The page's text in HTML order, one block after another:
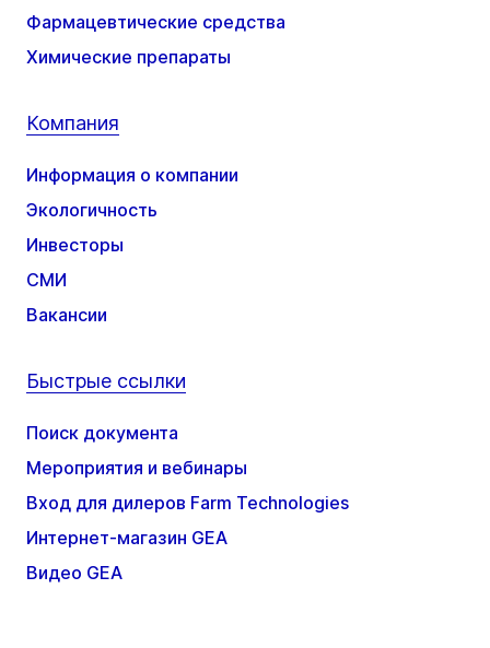
Фармацевтические средства
Химические препараты
Компания
Информация о компании
Экологичность
Инвесторы
СМИ
Вакансии
Быстрые ссылки
Поиск документа
Мероприятия и вебинары
Вход для дилеров Farm Technologies
Интернет-магазин GEA
Видео GEA